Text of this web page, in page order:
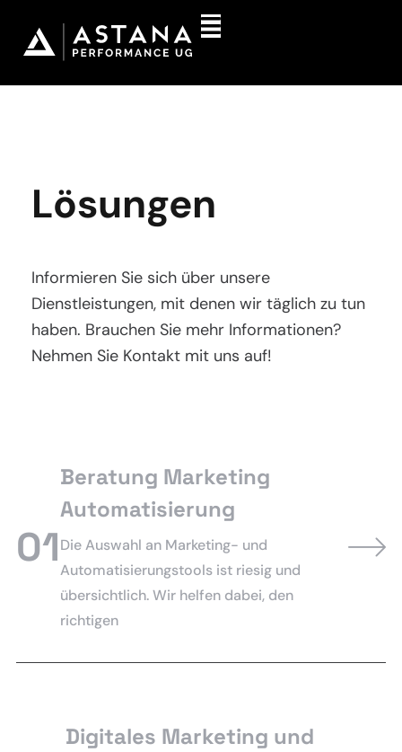
Lösungen
Informieren Sie sich über unsere
Dienstleistungen, mit denen wir täglich zu tun
haben. Brauchen Sie mehr Informationen?
Nehmen Sie Kontakt mit uns auf!
01
Beratung Marketing
Automatisierung
Die Auswahl an Marketing- und
Automatisierungstools ist riesig und
übersichtlich. Wir helfen dabei, den
richtigen
Digitales Marketing und